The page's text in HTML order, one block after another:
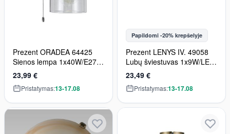
Prezent ORADEA 64425
Sienos lempa 1x40W/E27
IP20
23,99 €
Pristatymas:13-17.08
Papildomi -20% krepšelyje
Prezent LENYS IV. 49058
Lubų šviestuvas 1x9W/LED
810lm IP20
23,49 €
Pristatymas:13-17.08